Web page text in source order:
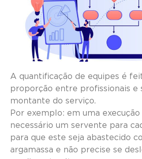
A quantificação de equipes é
proporção entre profissionais e
montante do serviço.
Por exemplo: em uma
necessário um servente para
para que este seja abastecido
argamassa e não precise se